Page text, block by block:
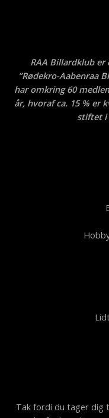
RAA Billardklub
”Rødekro-Aabenraa
har omkring 60
år, hvoraf ca. 15 % er
stiftet i
Tak fordi du tager dig